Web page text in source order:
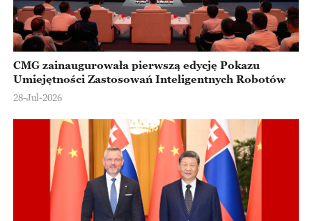
CMG zainaugurowała pierwszą edycję Pokazu
Umiejętności Zastosowań Inteligentnych Robotów
28-Jul-2026